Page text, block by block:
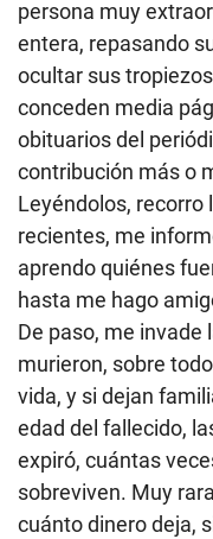
persona muy
entera, repasando
ocultar sus
conceden media
obituarios del
contribución más o
Leyéndolos, recorro
recientes, me
aprendo quiénes
hasta me hago
De paso, me invade
murieron, sobre
vida, y si dejan
edad del fallecido,
expiró, cuántas
sobreviven. Muy
cuánto dinero deja,